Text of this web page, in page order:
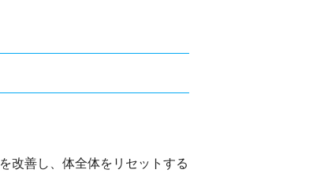
改善し、体全体をリセットする